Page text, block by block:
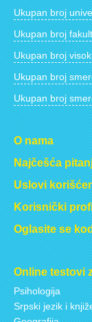
Ukupan broj
Ukupan broj
Ukupan broj
Ukupan broj
Ukupan broj
O nama
Najčešća
Uslovi
Korisnički
Oglasite se
Online testovi
Psihologija
Srpski jezik i